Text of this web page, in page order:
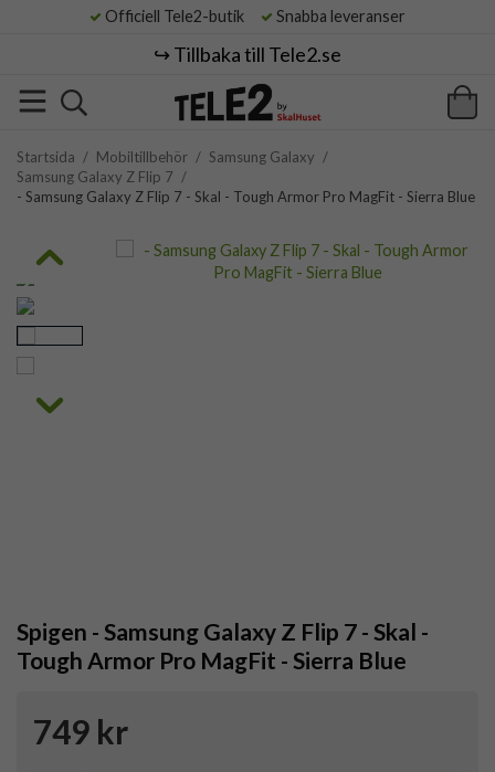
Officiell Tele2-butik Snabba leveranser
↪️ Tillbaka till Tele2.se
Startsida / Mobiltillbehör / Samsung Galaxy /
Samsung Galaxy Z Flip 7 /
- Samsung Galaxy Z Flip 7 - Skal - Tough Armor Pro MagFit - Sierra Blue
Spigen - Samsung Galaxy Z Flip 7 - Skal -
Tough Armor Pro MagFit - Sierra Blue
749 kr